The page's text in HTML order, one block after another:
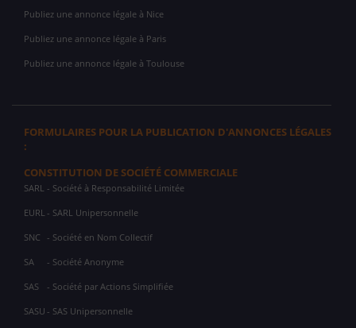
Publiez une annonce légale à Nice
Publiez une annonce légale à Paris
Publiez une annonce légale à Toulouse
FORMULAIRES POUR LA PUBLICATION D'ANNONCES LÉGALES
:
CONSTITUTION DE SOCIÉTÉ COMMERCIALE
SARL - Société à Responsabilité Limitée
EURL - SARL Unipersonnelle
SNC - Société en Nom Collectif
SA - Société Anonyme
SAS - Société par Actions Simplifiée
SASU - SAS Unipersonnelle